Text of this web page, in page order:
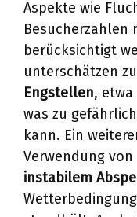
Aspekte wie
Besucherzahlen
berücksichtigt
unterschätzen
Engstellen,
was zu
kann. Ein
Verwendung von
instabilem